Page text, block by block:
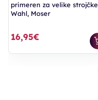
primeren za velike strojčke
Wahl, Moser
16,95€